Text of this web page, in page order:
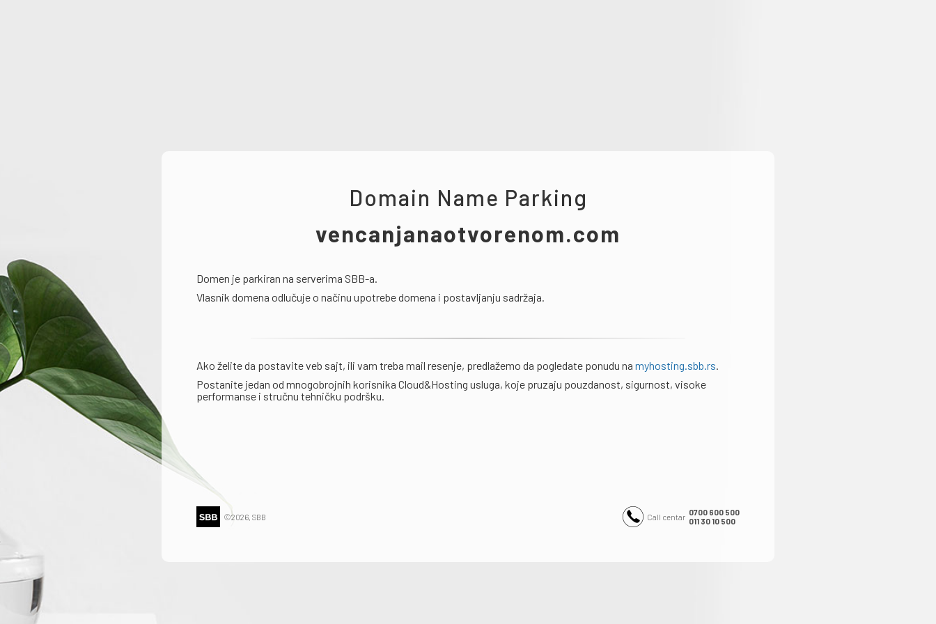
Domain Name Parking
vencanjanaotvorenom.com
Domen je parkiran na serverima SBB-a.
Vlasnik domena odlučuje o načinu upotrebe domena i postavljanju sadržaja.
Ako želite da postavite veb sajt, ili vam treba mail resenje, predlažemo da pogledate ponudu na myhosting.sbb.rs
Postanite jedan od mnogobrojnih korisnika Cloud&Hosting usluga, koje pruzaju pouzdanost, sigurnost, visoke
performanse i stručnu tehničku podršku.
©2026, SBB Call centar 0700 600 500
011 30 10 500